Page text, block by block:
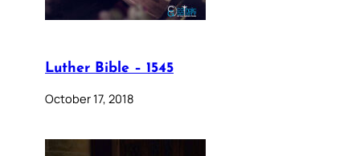
Luther Bible – 1545
October 17, 2018